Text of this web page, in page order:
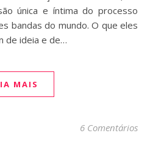
única e íntima do processo
bandas do mundo. O que eles
de ideia e de…
MAIS
6 Comentários